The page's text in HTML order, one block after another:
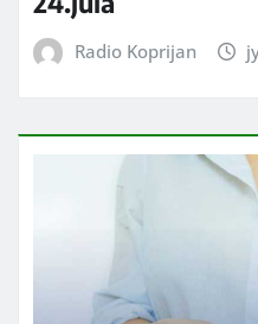
Radio Koprijan